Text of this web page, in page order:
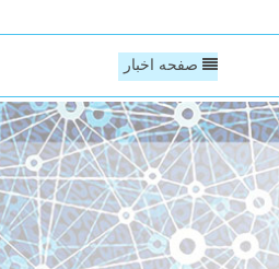
صفحه اخبار